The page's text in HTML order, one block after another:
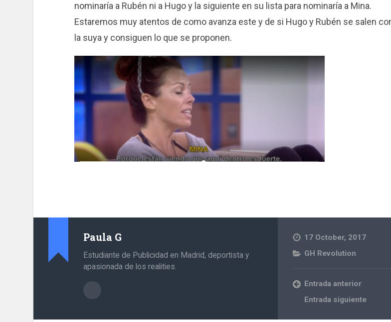
nominaría a Rubén ni a Hugo y la siguiente en su lista para nominaría a Mina.
Estaremos muy atentos de como avanza este y de si Hugo y Rubén se salen
la suya y consiguen lo que se proponen.
Paula G
Estudiante de Publicidad en Madrid, deportista y
apasionada de los realities.
17 October, 2017
GH Revolution
Entrada anterior
Entrada siguiente